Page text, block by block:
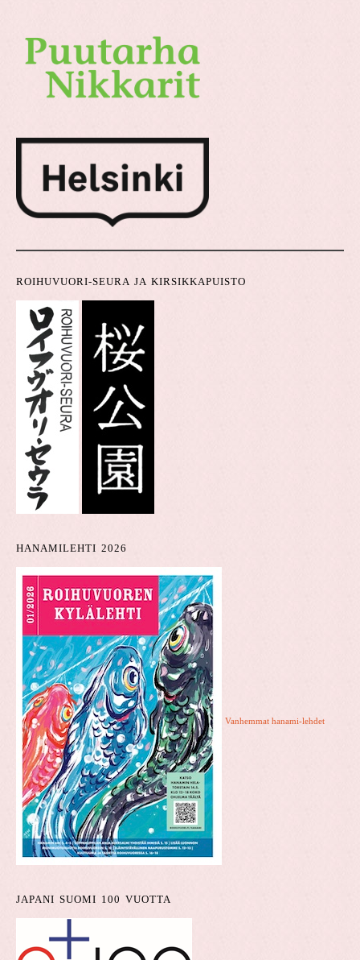
ROIHUVUORI-SEURA JA KIRSIKKAPUISTO
HANAMILEHTI 2026
Vanhemmat hanami-lehdet
JAPANI SUOMI 100 VUOTTA